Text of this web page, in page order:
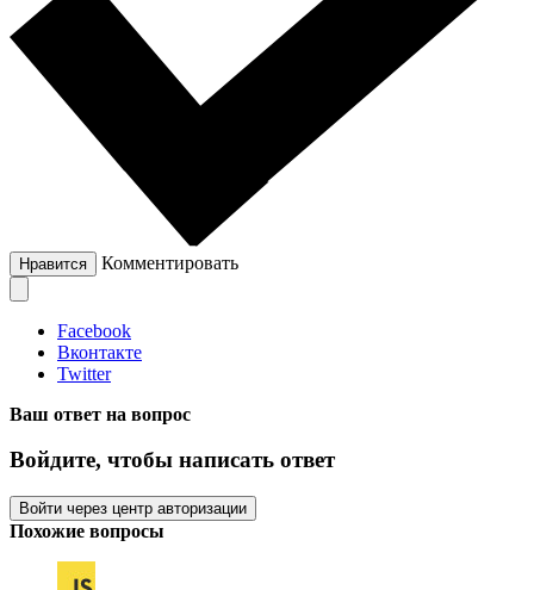
Нравится Комментировать
Facebook
Вконтакте
Twitter
Ваш ответ на вопрос
Войдите, чтобы написать ответ
Войти через центр авторизации
Похожие вопросы